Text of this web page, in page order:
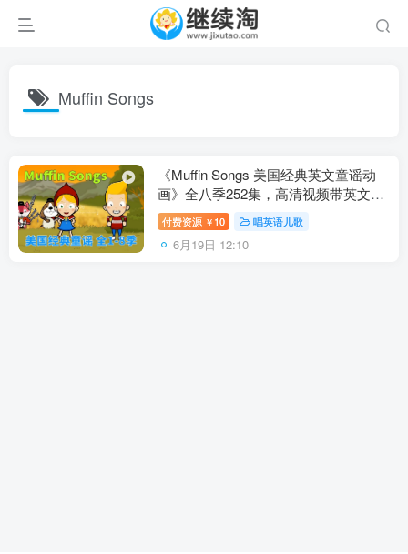
Muffin Songs
《Muffin Songs 美国经典英文童谣动
画》全八季252集，高清视频带英文字
幕，百度网盘下载！
付费资源 ￥ 10 唱英语儿歌
6月19日 12:10